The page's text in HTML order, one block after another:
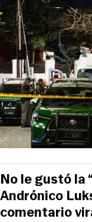
No le gustó la
Andrónico
comentario